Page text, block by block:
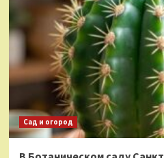
Сад и огород